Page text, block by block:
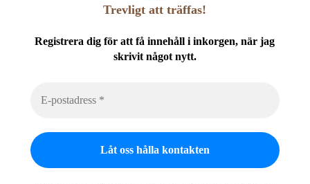
Trevligt att träffas!
Registrera dig för att få innehåll i inkorgen, när jag
skrivit något nytt.